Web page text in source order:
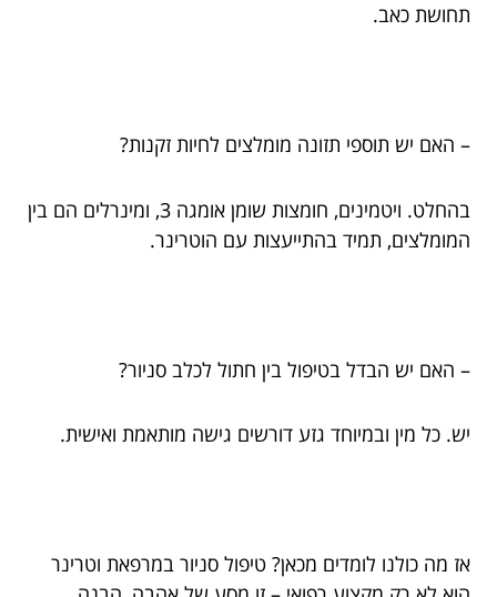
תחושת כאב.
– האם יש תוספי תזונה מומלצים לחיות זקנות?
בהחלט. ויטמינים, חומצות שומן אומגה 3, ומינרלים הם בין
המומלצים, תמיד בהתייעצות עם הוטרינר.
– האם יש הבדל בטיפול בין חתול לכלב סניור?
יש. כל מין ובמיוחד גזע דורשים גישה מותאמת ואישית.
אז מה כולנו לומדים מכאן? טיפול סניור במרפאת וטרינר